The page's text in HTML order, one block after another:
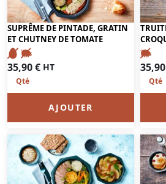
SUPRÊME DE PINTADE, GRATIN
ET CHUTNEY DE TOMATE
35,90€ HT
AJOUTER
35,90